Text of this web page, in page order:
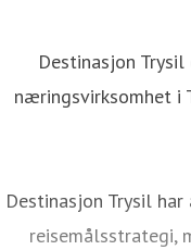
Destinasjon
næringsvirksomhet i
Destinasjon Trysil
reisemålsstrategi,